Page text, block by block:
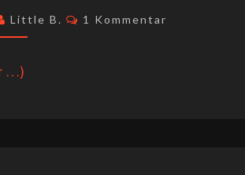
Little B. Kommentare
1 Kommentar
…)